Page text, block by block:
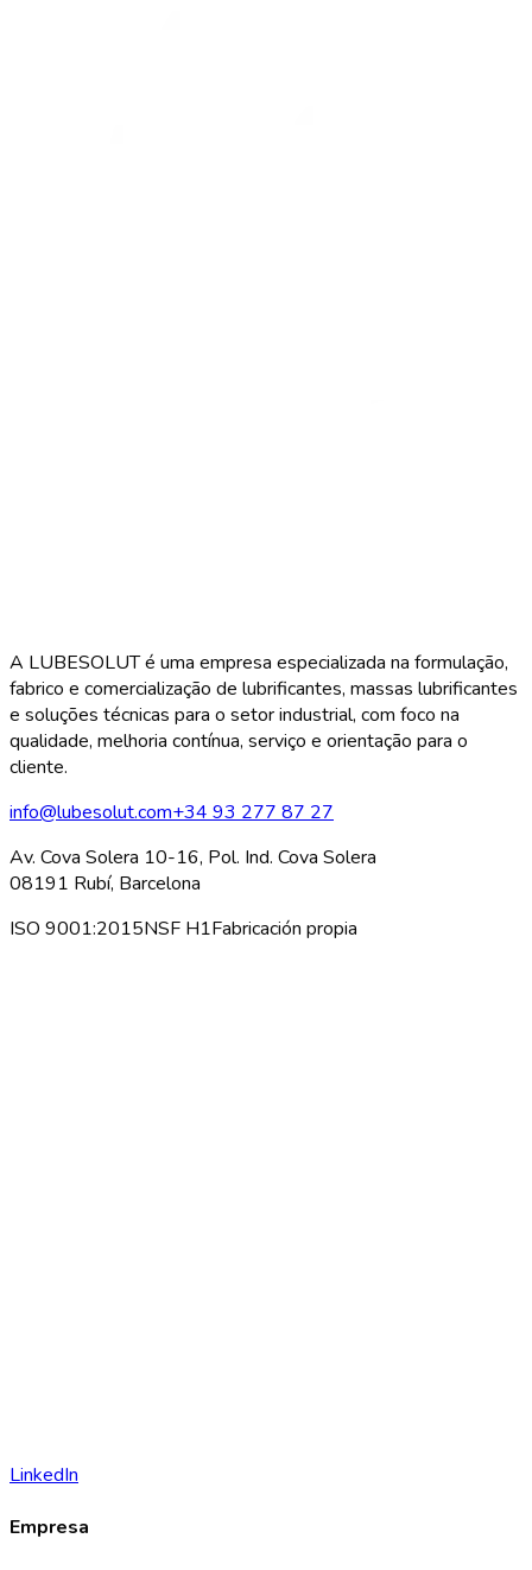
A LUBESOLUT é uma empresa especializada na formulação,
fabrico e comercialização de lubrificantes, massas lubrificantes
e soluções técnicas para o setor industrial, com foco na
qualidade, melhoria contínua, serviço e orientação para o
cliente.
info@lubesolut.com+34 93 277 87 27
Av. Cova Solera 10-16, Pol. Ind. Cova Solera
08191 Rubí, Barcelona
ISO 9001:2015NSF H1Fabricación propia
LinkedIn
Empresa